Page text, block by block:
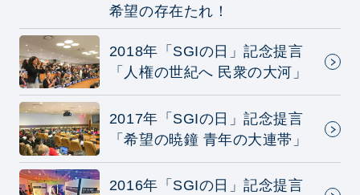
希望の存在たれ！
2018年「SGIの日」記念提言
「人権の世紀へ 民衆の大河」
2017年「SGIの日」記念提言
「希望の暁鐘 青年の大連帯」
2016年「SGIの日」記念提言